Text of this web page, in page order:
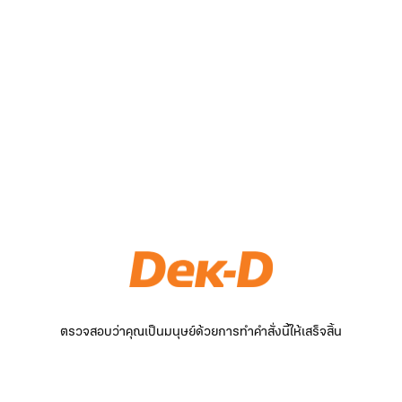
ตรวจสอบว่าคุณเป็นมนุษย์ด้วยการทำคำสั่งนี้ให้เสร็จสิ้น